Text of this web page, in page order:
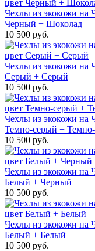
Чехлы из экокожи на
Черный + Шоколад
10 500 руб.
Чехлы из экокожи на
Серый + Серый
10 500 руб.
Чехлы из экокожи на
Темно-серый +
10 500 руб.
Чехлы из экокожи на
Белый + Черный
10 500 руб.
Чехлы из экокожи на
Белый + Белый
10 500 руб.